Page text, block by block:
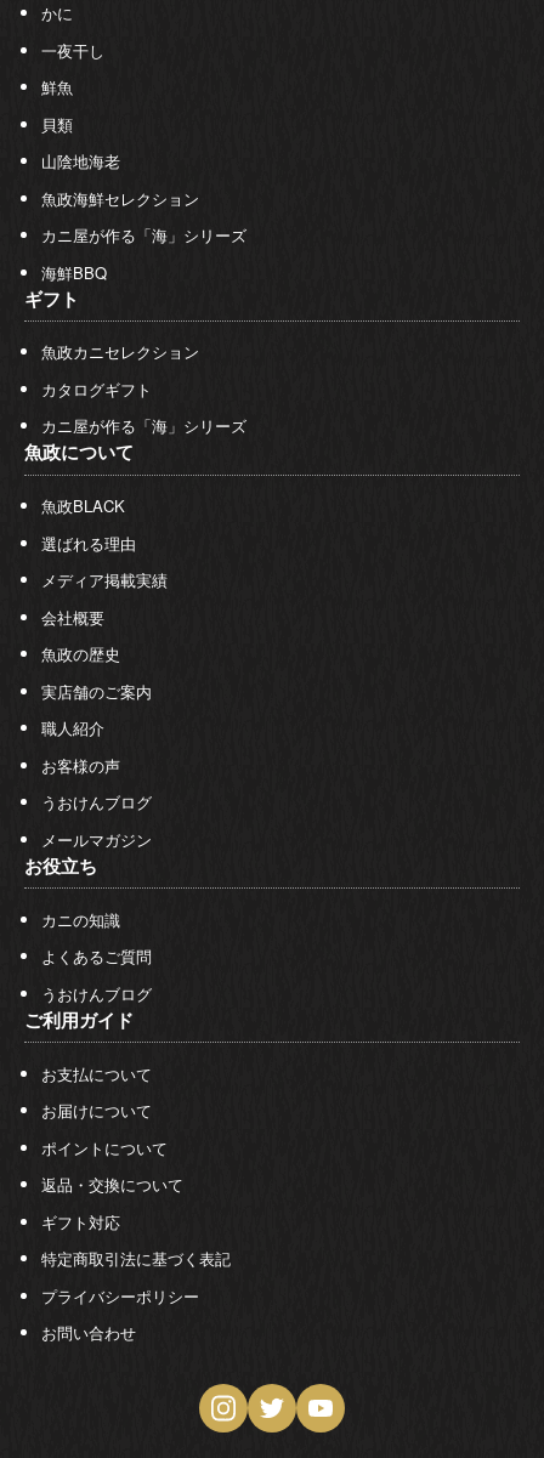
かに
一夜干し
鮮魚
貝類
山陰地海老
魚政海鮮セレクション
カニ屋が作る「海」シリーズ
海鮮BBQ
ギフト
魚政カニセレクション
カタログギフト
カニ屋が作る「海」シリーズ
魚政について
魚政BLACK
選ばれる理由
メディア掲載実績
会社概要
魚政の歴史
実店舗のご案内
職人紹介
お客様の声
うおけんブログ
メールマガジン
お役立ち
カニの知識
よくあるご質問
うおけんブログ
ご利用ガイド
お支払について
お届けについて
ポイントについて
返品・交換について
ギフト対応
特定商取引法に基づく表記
プライバシーポリシー
お問い合わせ